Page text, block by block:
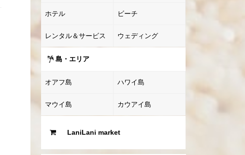
ホテル ビーチ
レンタル＆サービス ウェディング
島・エリア
オアフ島 ハワイ島
マウイ島 カウアイ島
LaniLani market